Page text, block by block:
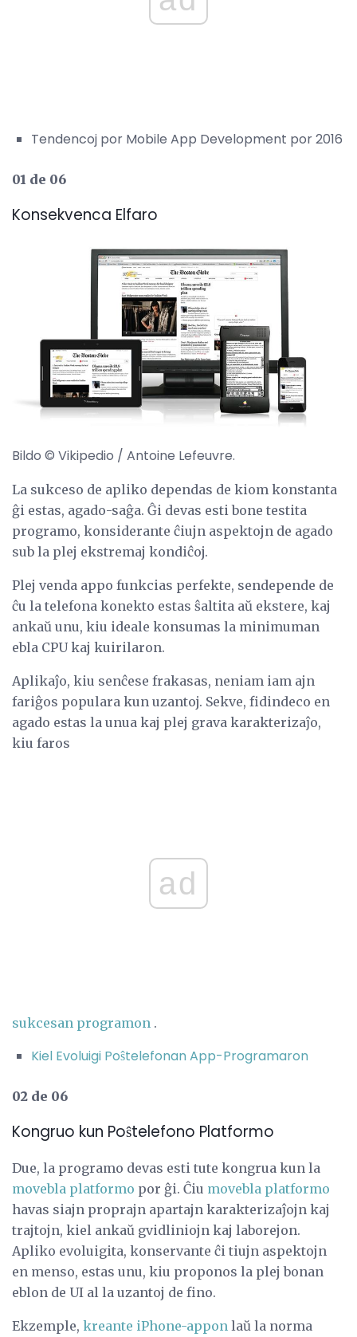
Tendencoj por Mobile App Development por 2016
01 de 06
Konsekvenca Elfaro
Bildo © Vikipedio / Antoine Lefeuvre.
La sukceso de apliko dependas de kiom konstanta
ĝi estas, agado-saĝa. Ĝi devas esti bone testita
programo, konsiderante ĉiujn aspektojn de agado
sub la plej ekstremaj kondiĉoj.
Plej venda appo funkcias perfekte, sendepende de
ĉu la telefona konekto estas ŝaltita aŭ ekstere, kaj
ankaŭ unu, kiu ideale konsumas la minimuman
ebla CPU kaj kuirilaron.
Aplikaĵo, kiu senĉese frakasas, neniam iam ajn
fariĝos populara kun uzantoj. Sekve, fidindeco en
agado estas la unua kaj plej grava karakterizaĵo,
kiu faros
ad
sukcesan programon .
Kiel Evoluigi Poŝtelefonan App-Programaron
02 de 06
Kongruo kun Poŝtelefono Platformo
Due, la programo devas esti tute kongrua kun la
movebla platformo por ĝi. Ĉiu movebla platformo
havas siajn proprajn apartajn karakterizaĵojn kaj
trajtojn, kiel ankaŭ gvidliniojn kaj laborejon.
Apliko evoluigita, konservante ĉi tiujn aspektojn
en menso, estas unu, kiu proponos la plej bonan
eblon de UI al la uzantoj de fino.
Ekzemple, kreante iPhone-appon laŭ la norma